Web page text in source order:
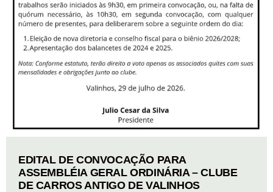
EDITAL DE CONVOCAÇÃO PARA
ASSEMBLÉIA GERAL ORDINÁRIA – CLUBE
DE CARROS ANTIGO DE VALINHOS